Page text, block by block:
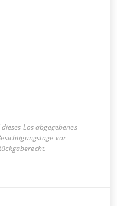
Los abgegebenes
vor